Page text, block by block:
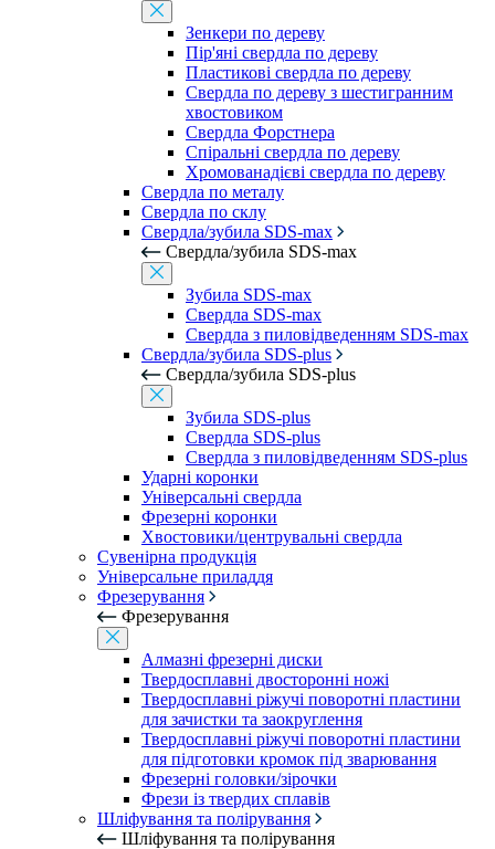
Зенкери по дереву
Пір'яні свердла по дереву
Пластикові свердла по дереву
Свердла по дереву з шестигранним
хвостовиком
Свердла Форстнера
Спіральні свердла по дереву
Хромованадієві свердла по дереву
Свердла по металу
Свердла по склу
Свердла/зубила SDS-max
Свердла/зубила SDS-max
Зубила SDS-max
Свердла SDS-max
Свердла з пиловідведенням SDS-max
Свердла/зубила SDS-plus
Свердла/зубила SDS-plus
Зубила SDS-plus
Свердла SDS-plus
Свердла з пиловідведенням SDS-plus
Ударні коронки
Універсальні свердла
Фрезерні коронки
Хвостовики/центрувальні свердла
Сувенірна продукція
Універсальне приладдя
Фрезерування
Фрезерування
Алмазні фрезерні диски
Твердосплавні двосторонні ножі
Твердосплавні ріжучі поворотні пластини
для зачистки та заокруглення
Твердосплавні ріжучі поворотні пластини
для підготовки кромок під зварювання
Фрезерні головки/зірочки
Фрези із твердих сплавів
Шліфування та полірування
Шліфування та полірування